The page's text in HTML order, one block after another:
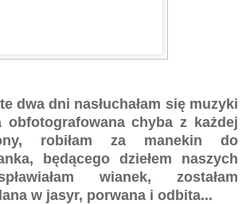
dwa dni nasłuchałam się muzyki
obfotografowana chyba z każdej
robiłam za manekin do
będącego dziełem naszych
wianek, zostałam
w jasyr, porwana i odbita...